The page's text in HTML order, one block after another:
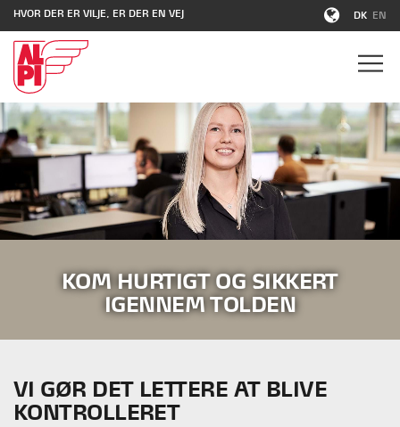
HVOR DER ER VILJE, ER DER EN VEJ DK EN
KOM HURTIGT OG SIKKERT
IGENNEM TOLDEN
VI GØR DET LETTERE AT BLIVE
KONTROLLERET